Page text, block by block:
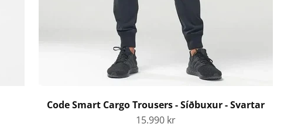
Code Smart Cargo Trousers - Síðbuxur - Svartar
Tilboðsverð
15.990 kr